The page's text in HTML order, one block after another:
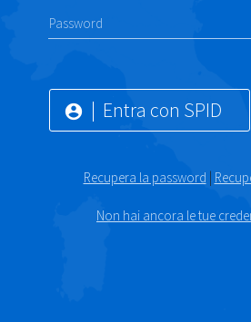
Password
account_circle Entra con SPID
Recupera la password |
Non hai ancora le tue